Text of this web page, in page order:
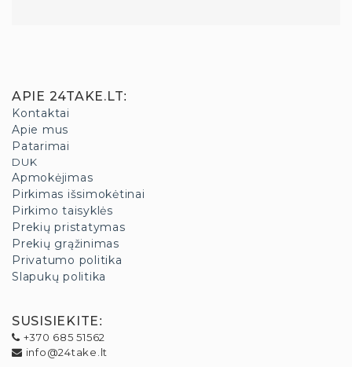
APIE 24TAKE.LT:
Kontaktai
Apie mus
Patarimai
DUK
Apmokėjimas
Pirkimas išsimokėtinai
Pirkimo taisyklės
Prekių pristatymas
Prekių grąžinimas
Privatumo politika
Slapukų politika
SUSISIEKITE:
+370 685 51562
info@24take.lt